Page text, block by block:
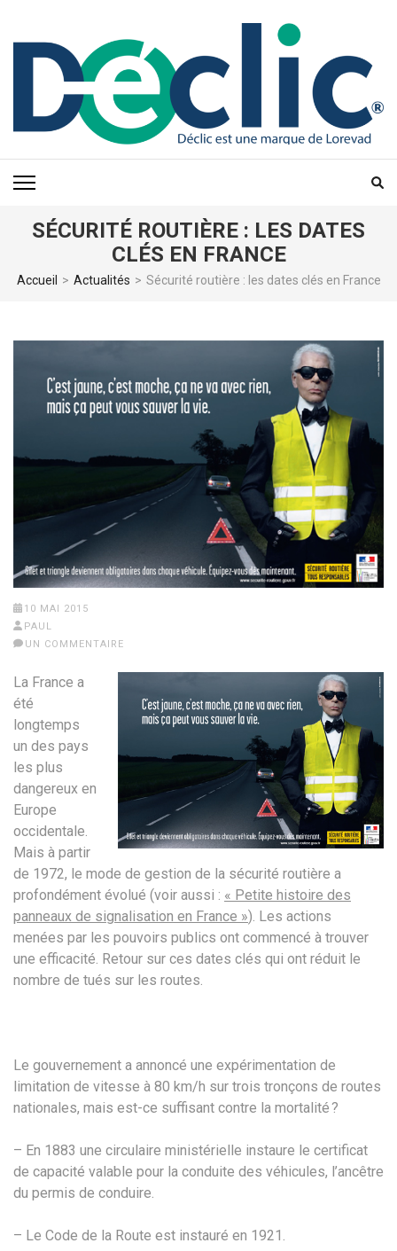
SÉCURITÉ ROUTIÈRE : LES DATES
CLÉS EN FRANCE
Accueil > Actualités > Sécurité routière : les dates clés en France
10 MAI 2015
PAUL
UN COMMENTAIRE
La France a
été
longtemps
un des pays
les plus
dangereux en
Europe
occidentale.
Mais à partir
de 1972, le mode de gestion de la sécurité routière a
profondément évolué (voir aussi : « Petite histoire des
panneaux de signalisation en France »). Les actions
menées par les pouvoirs publics ont commencé à trouver
une efficacité. Retour sur ces dates clés qui ont réduit le
nombre de tués sur les routes.
Le gouvernement a annoncé une expérimentation de
limitation de vitesse à 80 km/h sur trois tronçons de routes
nationales, mais est-ce suffisant contre la mortalité ?
– En 1883 une circulaire ministérielle instaure le certificat
de capacité valable pour la conduite des véhicules, l’ancêtre
du permis de conduire.
– Le Code de la Route est instauré en 1921.